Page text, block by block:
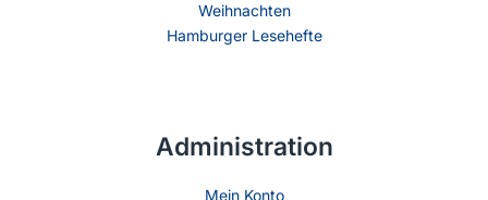
Weihnachten
Hamburger Lesehefte
Administration
Mein Konto